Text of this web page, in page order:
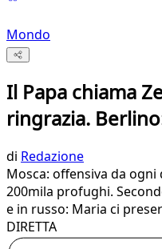
Mondo
Il Papa chiama
ringrazia.
di Redazione
Mosca: offensiva da
200mila profughi.
e in russo: Maria ci
DIRETTA